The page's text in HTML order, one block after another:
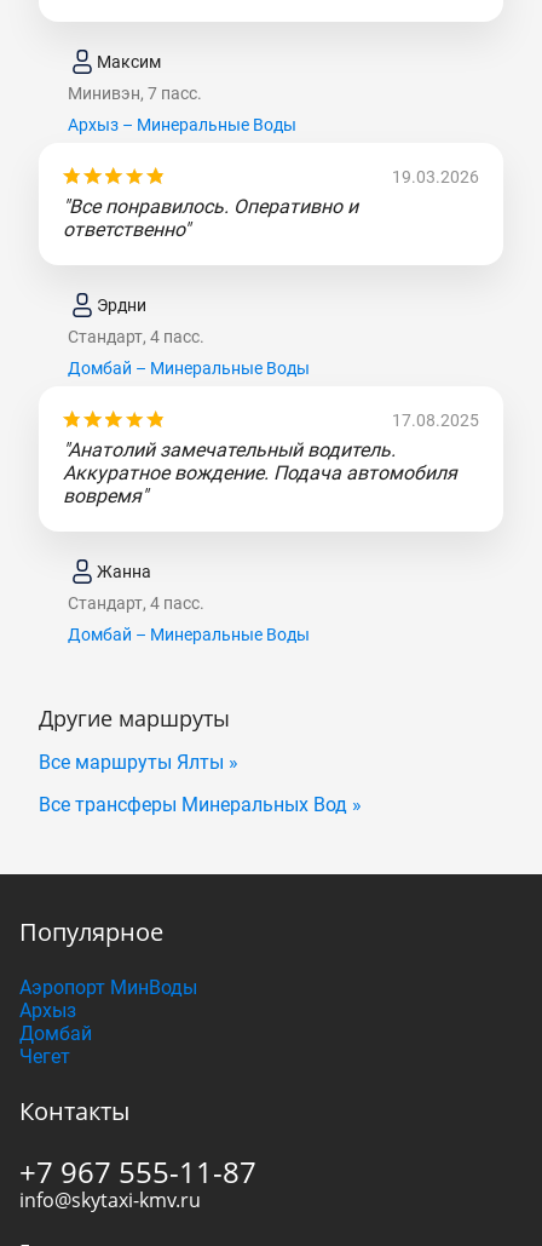
Максим
Минивэн, 7 пасс.
Архыз – Минеральные Воды
19.03.2026
"Все понравилось. Оперативно и
ответственно"
Эрдни
Стандарт, 4 пасс.
Домбай – Минеральные Воды
17.08.2025
"Анатолий замечательный водитель.
Аккуратное вождение. Подача автомобиля
вовремя"
Жанна
Стандарт, 4 пасс.
Домбай – Минеральные Воды
Другие маршруты
Все маршруты Ялты »
Все трансферы Минеральных Вод »
Популярное
Аэропорт МинВоды
Архыз
Домбай
Чегет
Контакты
+7 967 555-11-87
info@skytaxi-kmv.ru